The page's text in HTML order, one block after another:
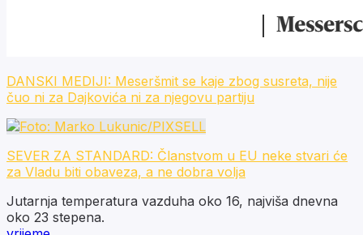
DANSKI MEDIJI: Meseršmit se kaje zbog susreta, nije
čuo ni za Dajkovića ni za njegovu partiju
SEVER ZA STANDARD: Članstvom u EU neke stvari će
za Vladu biti obaveza, a ne dobra volja
Jutarnja temperatura vazduha oko 16, najviša dnevna
oko 23 stepena.